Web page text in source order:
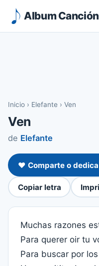
Album
Inicio › Elefante › Ven
Ven
de Elefante
❤️ Comparte o
Copiar letra
Muchas razones
Para querer oir tu
Para buscar por